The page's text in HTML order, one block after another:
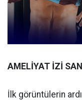
AMELİYAT İZİ
İlk görüntülerin